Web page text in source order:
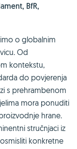
BfR,
o globalnim
Od
kontekstu,
do povjerenja
s prehrambenom
mora ponuditi
hrane.
stručnjaci iz
konkretne